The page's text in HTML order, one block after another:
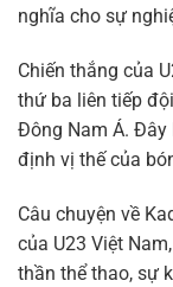
nghĩa cho sự
Chiến thắng của
thứ ba liên tiếp
Đông Nam Á. Đây
định vị thế của
Câu chuyện về
của U23 Việt
thần thể thao, sự